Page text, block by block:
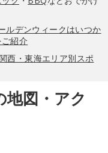
ルデンウィークはいつか
紹介
西・東海エリア別スポ
図・アク